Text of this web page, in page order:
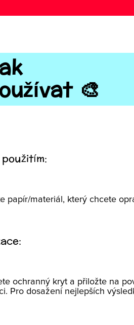
🎨
papír/materiál, který chcete
ochranný kryt a přiložte na
Pro dosažení nejlepších